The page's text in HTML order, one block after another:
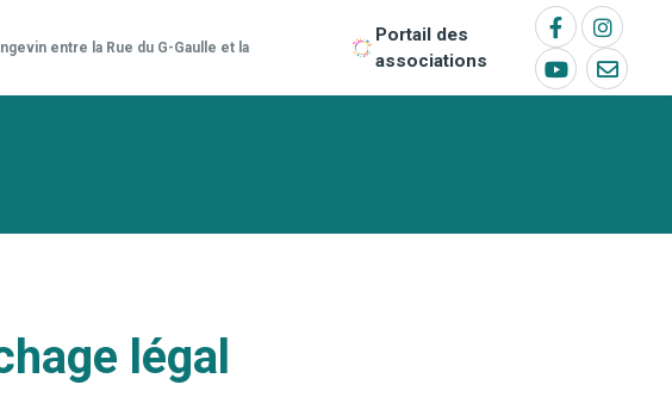
entre la Rue du G-Gaulle et la
Portail des
associations
légal